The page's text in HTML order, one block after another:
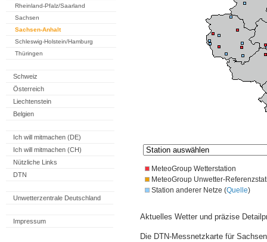
Rheinland-Pfalz/Saarland
Sachsen
Sachsen-Anhalt
Schleswig-Holstein/Hamburg
Thüringen
Schweiz
Österreich
Liechtenstein
Belgien
Ich will mitmachen (DE)
Ich will mitmachen (CH)
Nützliche Links
DTN
Unwetterzentrale Deutschland
Impressum
MeteoGroup Wetterstation
MeteoGroup Unwetter-
Station anderer Netze (Quelle)
Aktuelles Wetter und präzise
Die DTN-Messnetzkarte für